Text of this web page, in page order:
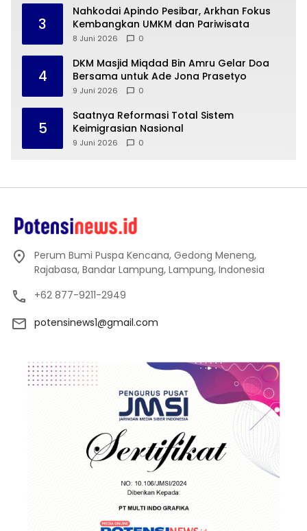
3
Nahkodai Apindo Pesibar, Arkhan Fokus
Kembangkan UMKM dan Pariwisata
8 Juni 2026 0
4
DKM Masjid Miqdad Bin Amru Gelar Doa
Bersama untuk Ade Jona Prasetyo
9 Juni 2026 0
5
Saatnya Reformasi Total Sistem
Keimigrasian Nasional
9 Juni 2026 0
Perum Bumi Puspa Kencana, Gedong Meneng,
Rajabasa, Bandar Lampung, Lampung, Indonesia
+62 877-9211-2949
potensinews1@gmail.com